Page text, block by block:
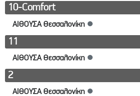
10-Comfort
ΑΙΘΟΥΣΑ Θεσσαλονίκη ●
11
ΑΙΘΟΥΣΑ Θεσσαλονίκη ●
2
ΑΙΘΟΥΣΑ Θεσσαλονίκη ●